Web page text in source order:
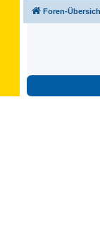
Foren-